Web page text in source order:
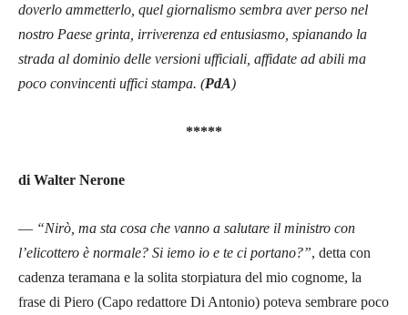
doverlo ammetterlo, quel giornalismo sembra aver perso nel
nostro Paese grinta, irriverenza ed entusiasmo, spianando la
strada al dominio delle versioni ufficiali, affidate ad abili ma
poco convincenti uffici stampa. (PdA)
*****
di Walter Nerone
— “Nirò, ma sta cosa che vanno a salutare il ministro con
l’elicottero è normale? Si iemo io e te ci portano?”, detta con
cadenza teramana e la solita storpiatura del mio cognome, la
frase di Piero (Capo redattore Di Antonio) poteva sembrare poco